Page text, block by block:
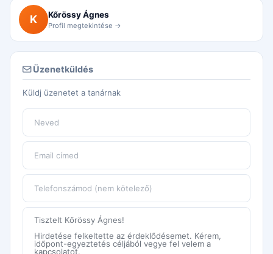
K Kőrössy Ágnes
Profil megtekintése →
Üzenetküldés
Küldj üzenetet a tanárnak